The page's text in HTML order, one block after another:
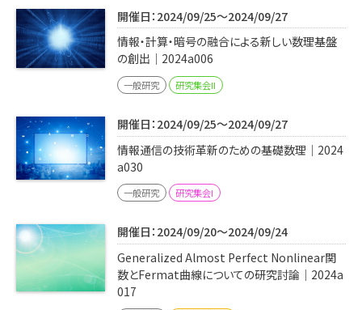
Q&A
アクセス・お問合せ
メルマガ
開催日：2024/09/25～2024/09/27
情報・計算・暗号の融合による新しい数理基盤
の創出｜2024a006
一般研究 研究集会II
開催日：2024/09/25～2024/09/27
情報通信の技術革新のための基礎数理｜2024
a030
一般研究 研究集会I
開催日：2024/09/20～2024/09/24
Generalized Almost Perfect Nonlinear関
数とFermat曲線についての研究討論｜2024a
017